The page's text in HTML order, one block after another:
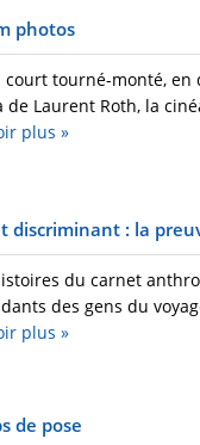
photos
court tourné-monté, en
de Laurent Roth, la
plus »
discriminant : la
du carnet
des gens du
plus »
de pose